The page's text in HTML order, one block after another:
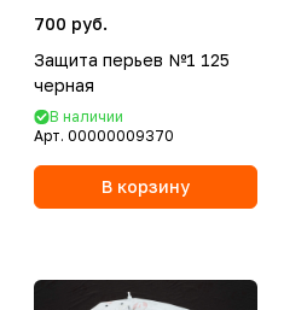
700 руб.
Защита перьев №1 125
черная
В наличии
Арт. 00000009370
В корзину